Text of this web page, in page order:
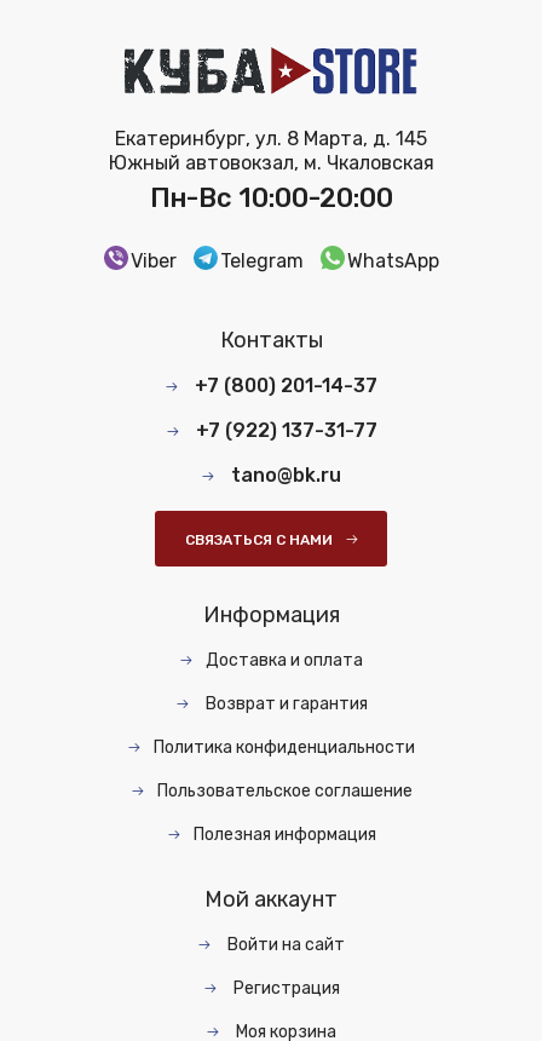
Екатеринбург, ул. 8 Марта, д. 145
Южный автовокзал, м. Чкаловская
Пн-Вс 10:00-20:00
Viber Telegram WhatsApp
Контакты
+7 (800) 201-14-37
+7 (922) 137-31-77
tano@bk.ru
СВЯЗАТЬСЯ С НАМИ
Информация
Доставка и оплата
Возврат и гарантия
Политика конфиденциальности
Пользовательское соглашение
Полезная информация
Мой аккаунт
Войти на сайт
Регистрация
Моя корзина